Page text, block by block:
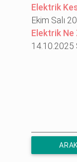
Elektrik
Ekim Salı
Elektrik Ne
14.10.2025